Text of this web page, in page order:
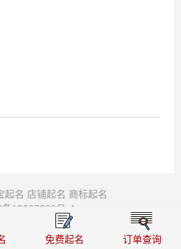
起名 店铺起名 商标起名
备19027288号-4
起名-八字取名 2008-2026 版权所有
信，倡导科学起名，促进社会和谐。
免费起名 订单查询